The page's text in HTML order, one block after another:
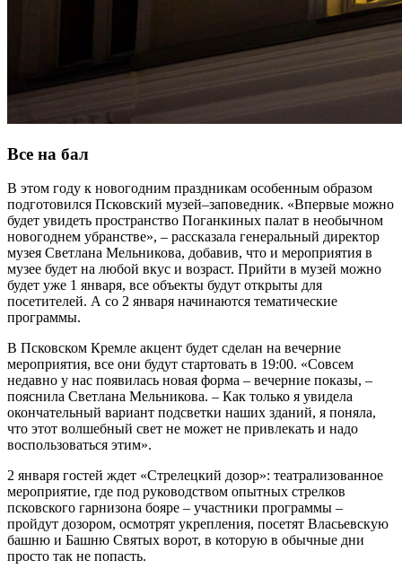
Все на бал
В этом году к новогодним праздникам особенным образом
подготовился Псковский музей–заповедник. «Впервые можно
будет увидеть пространство Поганкиных палат в необычном
новогоднем убранстве», – рассказала генеральный директор
музея Светлана Мельникова, добавив, что и мероприятия в
музее будет на любой вкус и возраст. Прийти в музей можно
будет уже 1 января, все объекты будут открыты для
посетителей. А со 2 января начинаются тематические
программы.
В Псковском Кремле акцент будет сделан на вечерние
мероприятия, все они будут стартовать в 19:00. «Совсем
недавно у нас появилась новая форма – вечерние показы, –
пояснила Светлана Мельникова. – Как только я увидела
окончательный вариант подсветки наших зданий, я поняла,
что этот волшебный свет не может не привлекать и надо
воспользоваться этим».
2 января гостей ждет «Стрелецкий дозор»: театрализованное
мероприятие, где под руководством опытных стрелков
псковского гарнизона бояре – участники программы –
пройдут дозором, осмотрят укрепления, посетят Власьевскую
башню и Башню Святых ворот, в которую в обычные дни
просто так не попасть.